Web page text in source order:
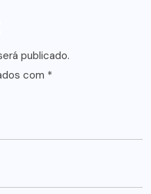
publicado.
com *